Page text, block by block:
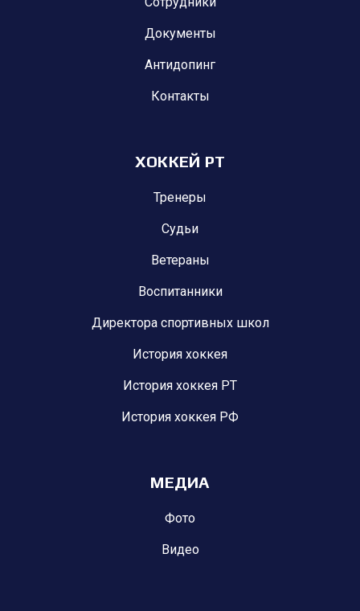
Документы
Антидопинг
Контакты
ХОККЕЙ РТ
Тренеры
Судьи
Ветераны
Воспитанники
Директора спортивных школ
История хоккея
История хоккея РТ
История хоккея РФ
МЕДИА
Фото
Видео